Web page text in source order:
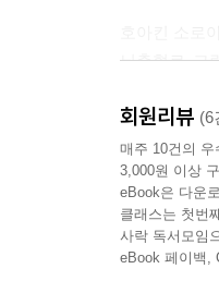
뇌출혈로 그
“내 하루에
않나요?”
미술가로서
편지를 통해
회원리뷰 (6
매주 10건의
3,000원 이상
eBook은 다운
클래스는 첫번
사락 독서모임
eBook 페이백,